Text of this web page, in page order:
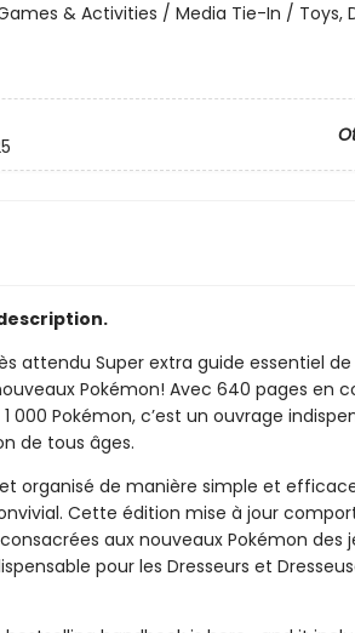
& Activities / Media Tie-In / Toys,
attendu Super extra guide essentiel
Pokémon! Avec 640 pages en
000 Pokémon, c’est un ouvrage
de tous âges.
organisé de manière simple et
Cette édition mise à jour
aux nouveaux Pokémon des
pour les Dresseurs et